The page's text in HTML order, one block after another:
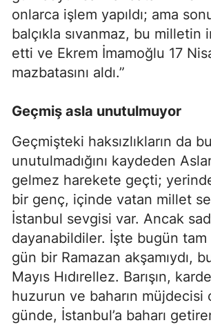
onlarca işlem yapıldı; ama
balçıkla sıvanmaz, bu milletin
etti ve Ekrem İmamoğlu 17
mazbatasını aldı.”
Geçmiş asla unutulmuyor
Geçmişteki haksızlıkların da
unutulmadığını kaydeden
gelmez harekete geçti;
bir genç, içinde vatan millet
İstanbul sevgisi var. Ancak
dayanabildiler. İşte bugün tam
gün bir Ramazan akşamıydı,
Mayıs Hıdırellez. Barışın,
huzurun ve baharın müjdecisi
günde, İstanbul’a baharı